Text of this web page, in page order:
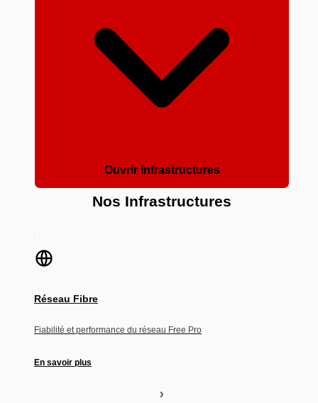
Ouvrir Infrastructures
Nos Infrastructures
Réseau Fibre
Fiabilité et performance du réseau Free Pro
En savoir plus